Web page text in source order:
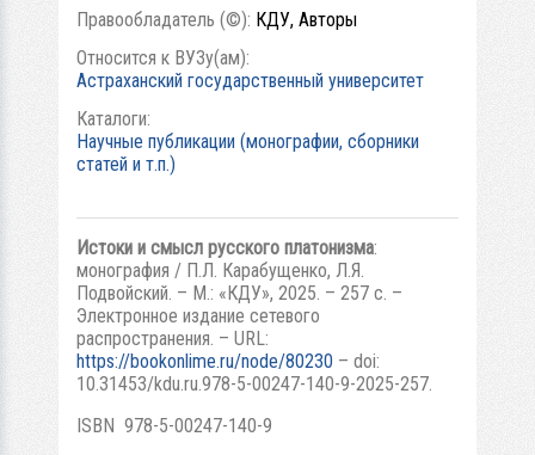
Правообладатель (©): КДУ, Авторы
Относится к ВУЗу(ам):
Астраханский государственный университет
Каталоги:
Научные публикации (монографии, сборники
статей и т.п.)
Истоки и смысл русского платонизма:
монография / П.Л. Карабущенко, Л.Я.
Подвойский. – М.: «КДУ», 2025. – 257 с. –
Электронное издание сетевого
распространения. – URL:
https://bookonlime.ru/node/80230 – doi:
10.31453/kdu.ru.978-5-00247-140-9-2025-257.
ISBN 978-5-00247-140-9